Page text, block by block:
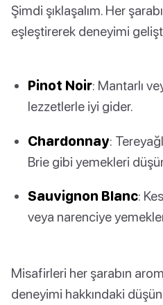
Şimdi şıklaşalım. Her
eşleştirerek deneyimi
Pinot Noir: Mantarlı
lezzetlerle iyi gider.
Chardonnay:
Brie gibi yemekleri
Sauvignon Blanc:
veya narenciye
Misafirleri her şarabın
deneyimi hakkındaki